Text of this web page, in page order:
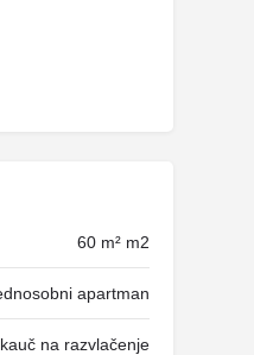
60 m² m2
apartman
na razvlačenje